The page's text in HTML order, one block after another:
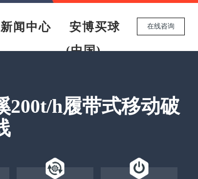
新闻中心
安博买球
(中国)
在线咨询
200t/h履带式移动破